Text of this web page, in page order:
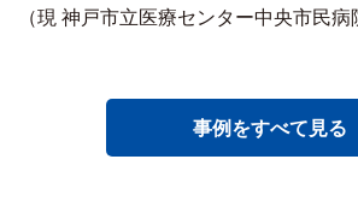
（現 神戸市立医療センター中央市民病
事例をすべて見る